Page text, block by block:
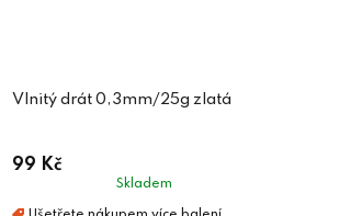
Vlnitý drát 0,3mm/25g zlatá
99 Kč
Skladem